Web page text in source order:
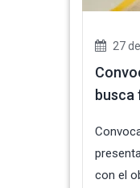
27
busca
con el